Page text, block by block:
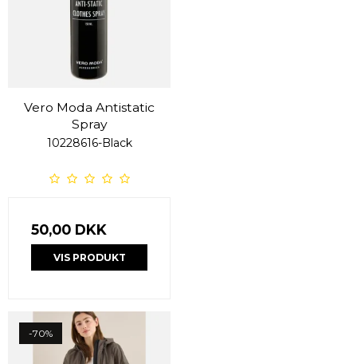
Vero Moda Antistatic
Spray
10228616-Black
50,00 DKK
VIS PRODUKT
-70%